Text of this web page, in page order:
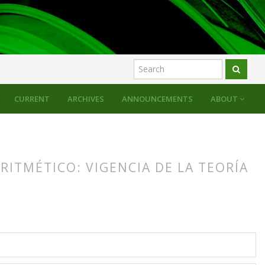
CURRENT ARCHIVES ANNOUNCEMENTS ABOUT
VIGENCIA DE LA TEORÍA